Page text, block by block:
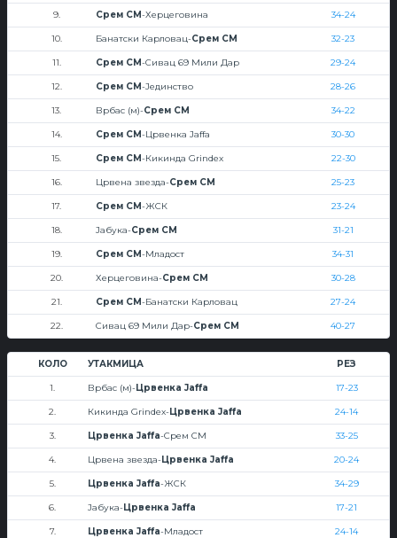
9. Срем СМ-Херцеговина 34-24
10. Банатски Карловац-Срем СМ 32-23
11. Срем СМ-Сивац 69 Мили Дар 29-24
12. Срем СМ-Јединство 28-26
13. Врбас (м)-Срем СМ 34-22
14. Срем СМ-Црвенка Jaffa 30-30
15. Срем СМ-Кикинда Grindex 22-30
16. Црвена звезда-Срем СМ 25-23
17. Срем СМ-ЖСК 23-24
18. Јабука-Срем СМ 31-21
19. Срем СМ-Младост 34-31
20. Херцеговина-Срем СМ 30-28
21. Срем СМ-Банатски Карловац 27-24
22. Сивац 69 Мили Дар-Срем СМ 40-27
КОЛО УТАКМИЦА РЕЗ
1. Врбас (м)-Црвенка Jaffa 17-23
2. Кикинда Grindex-Црвенка Jaffa 24-14
3. Црвенка Jaffa-Срем СМ 33-25
4. Црвена звезда-Црвенка Jaffa 20-24
5. Црвенка Jaffa-ЖСК 34-29
6. Јабука-Црвенка Jaffa 17-21
7. Црвенка Jaffa-Младост 24-14